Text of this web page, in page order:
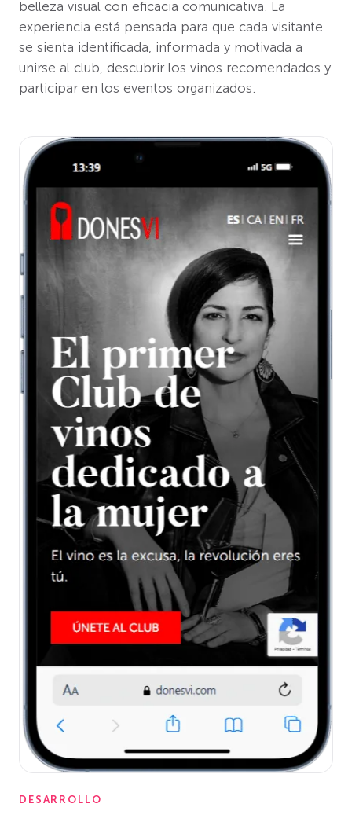
belleza visual con eficacia comunicativa. La
experiencia está pensada para que cada visitante
se sienta identificada, informada y motivada a
unirse al club, descubrir los vinos recomendados y
participar en los eventos organizados.
DESARROLLO